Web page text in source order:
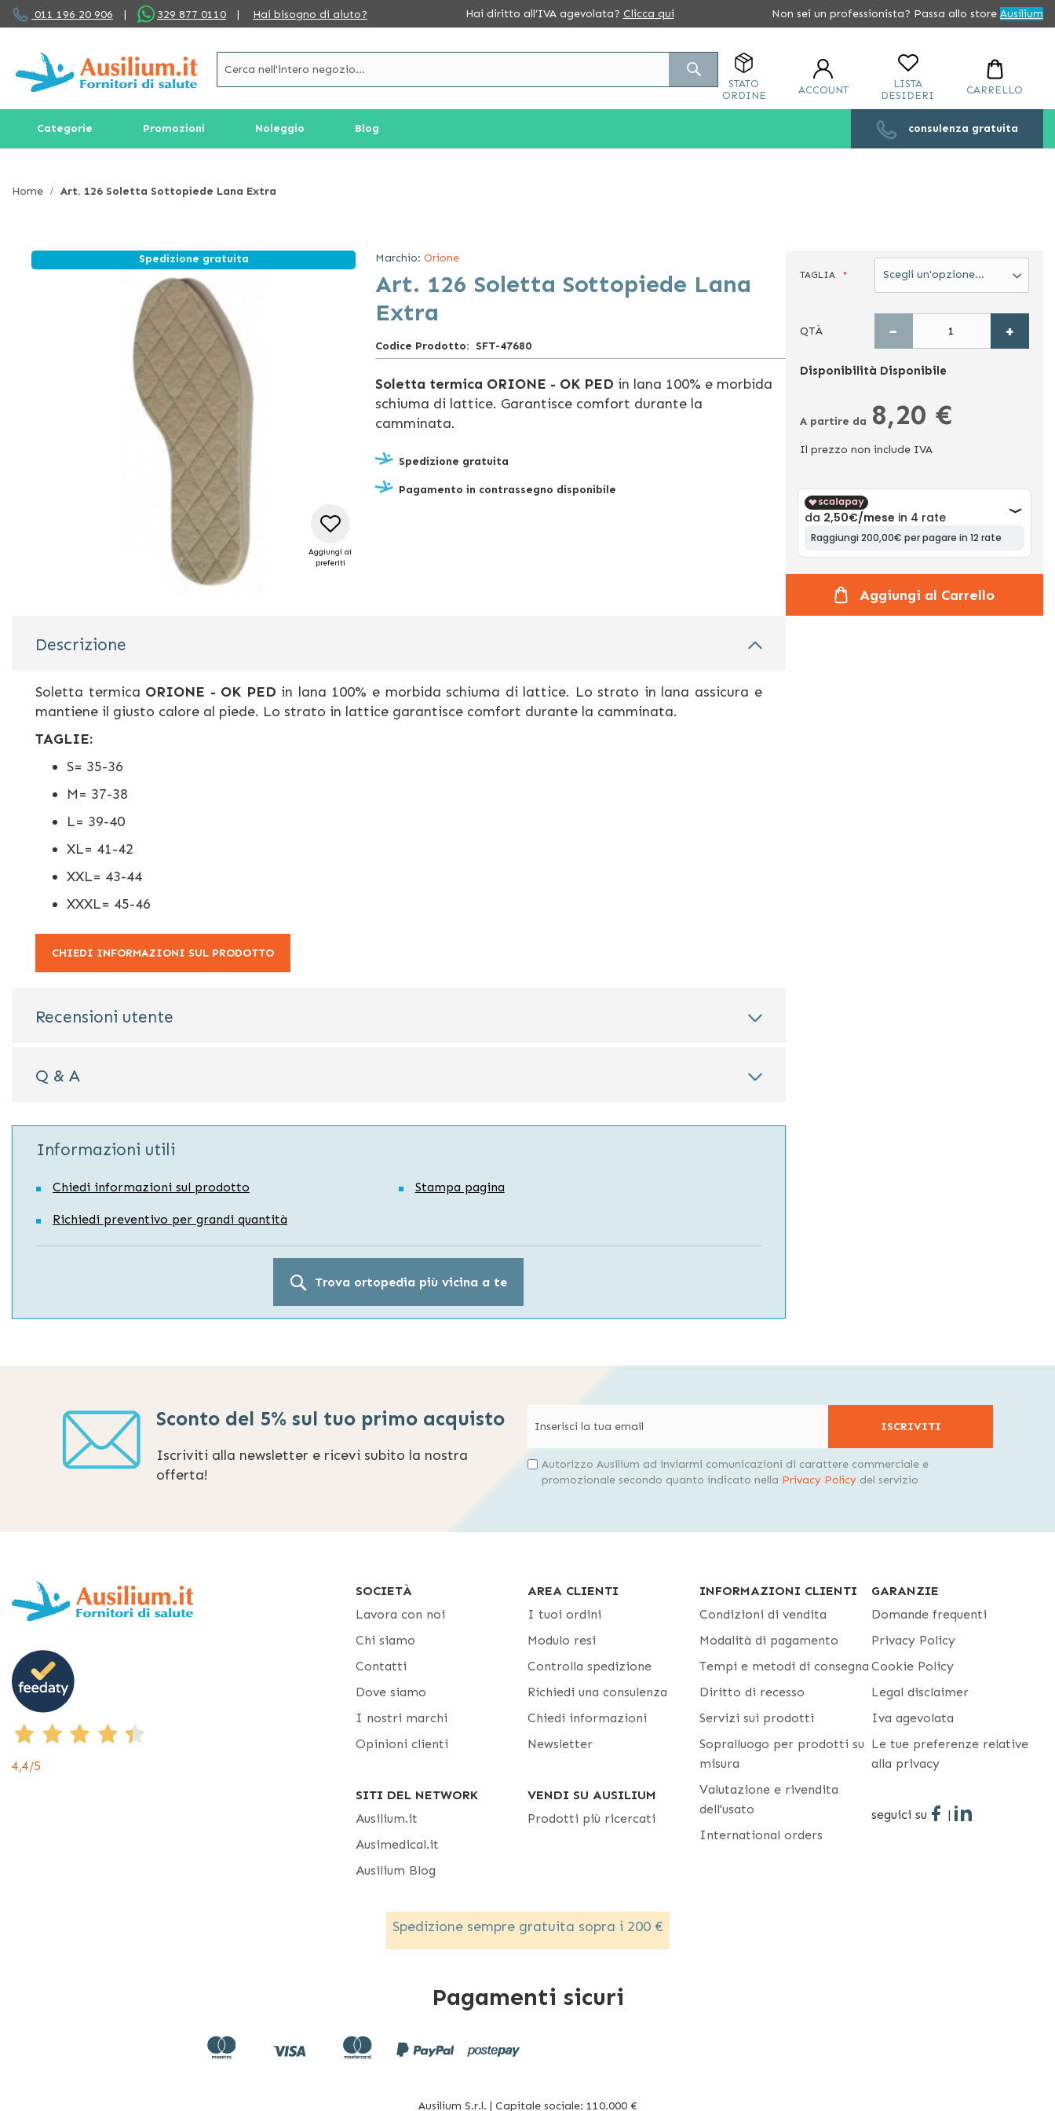
Salta
al
011 196 20 906 | 329 877 0110 | Hai bisogno di aiuto? Hai diritto all’IVA agevolata? Clicca qui Non sei un professionista? Passa allo store Ausilium
STATO
ORDINE
ACCOUNT
LISTA
DESIDERI
CARRELLO
Categorie Promozioni Noleggio Blog consulenza gratuita
Home Art. 126 Soletta Sottopiede Lana Extra
Spedizione gratuita
galleria
Aggiungi ai
preferiti
Marchio: Orione
Art. 126 Soletta Sottopiede Lana
Extra
Codice Prodotto SFT-47680
Soletta termica ORIONE - OK PED in lana 100% e morbida
schiuma di lattice. Garantisce comfort durante la
camminata.
Spedizione gratuita
Pagamento in contrassegno disponibile
TAGLIA
QTÀ − +
Disponibilità Disponibile
A partire da 8,20 €
Il prezzo non include IVA
Aggiungi al Carrello
Descrizione
Soletta termica ORIONE - OK PED in lana 100% e morbida schiuma di lattice. Lo strato in lana assicura e
mantiene il giusto calore al piede. Lo strato in lattice garantisce comfort durante la camminata.
TAGLIE:
S= 35-36
M= 37-38
L= 39-40
XL= 41-42
XXL= 43-44
XXXL= 45-46
CHIEDI INFORMAZIONI SUL PRODOTTO
Recensioni utente
Q & A
Informazioni utili
Chiedi informazioni sul prodotto Stampa pagina
Richiedi preventivo per grandi quantità
Trova ortopedia più vicina a te
Sconto del 5% sul tuo primo acquisto
Iscriviti alla newsletter e ricevi subito la nostra
offerta!
ISCRIVITI
Autorizzo Ausilium ad inviarmi comunicazioni di carattere commerciale e
promozionale secondo quanto indicato nella Privacy Policy del servizio
4,4/5
SOCIETÀ
Lavora con noi
Chi siamo
Contatti
Dove siamo
I nostri marchi
Opinioni clienti
SITI DEL NETWORK
Ausilium.it
Ausimedical.it
Ausilium Blog
AREA CLIENTI
I tuoi ordini
Modulo resi
Controlla spedizione
Richiedi una consulenza
Chiedi informazioni
Newsletter
VENDI SU AUSILIUM
Prodotti più ricercati
INFORMAZIONI CLIENTI
Condizioni di vendita
Modalità di pagamento
Tempi e metodi di consegna
Diritto di recesso
Servizi sui prodotti
Sopralluogo per prodotti su
misura
Valutazione e rivendita
dell'usato
International orders
GARANZIE
Domande frequenti
Privacy Policy
Cookie Policy
Legal disclaimer
Iva agevolata
Le tue preferenze relative
alla privacy
seguici su |
Spedizione sempre gratuita sopra i 200 €
Pagamenti sicuri
Ausilium S.r.l. | Capitale sociale: 110.000 €